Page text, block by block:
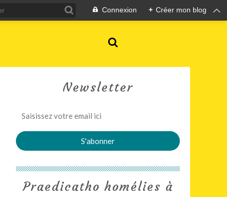
Connexion + Créer mon blog
Newsletter
Praedicatho homélies à